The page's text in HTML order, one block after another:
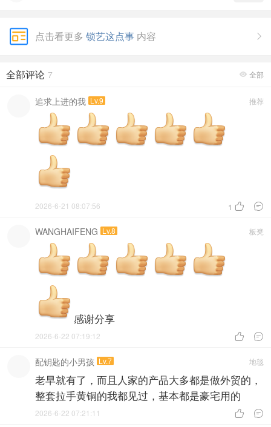

点击看更多 锁艺这点事 内容
 全部
全部评论 7
推荐
追求上进的我 Lv.9
1  
2026-6-21 08:07:56
板凳
WANGHAIFENG Lv.8
感谢分享
 
2026-6-22 07:19:12
地毯
配钥匙的小男孩 Lv.7
老早就有了，而且人家的产品大多都是做外贸的，
整套拉手黄铜的我都见过，基本都是豪宅用的
 
2026-6-22 07:21:11